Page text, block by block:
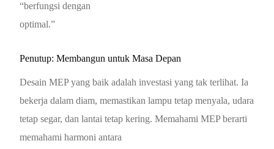
“berfungsi dengan
optimal.”
Penutup: Membangun untuk Masa Depan
Desain MEP yang baik adalah investasi yang tak terlihat. Ia
bekerja dalam diam, memastikan lampu tetap menyala, udara
tetap segar, dan lantai tetap kering. Memahami MEP berarti
memahami harmoni antara